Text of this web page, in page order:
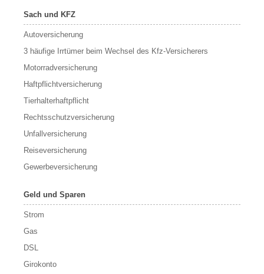
Sach und KFZ
Autoversicherung
3 häufige Irrtümer beim Wechsel des Kfz-Versicherers
Motorradversicherung
Haftpflichtversicherung
Tierhalterhaftpflicht
Rechtsschutzversicherung
Unfallversicherung
Reiseversicherung
Gewerbeversicherung
Geld und Sparen
Strom
Gas
DSL
Girokonto